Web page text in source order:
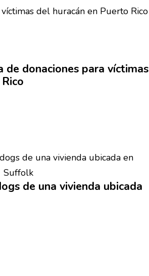
donaciones para víctimas
de una vivienda ubicada